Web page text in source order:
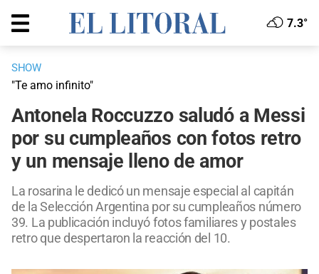
7.3°
SHOW
"Te amo infinito"
Antonela Roccuzzo saludó a Messi
por su cumpleaños con fotos retro
y un mensaje lleno de amor
La rosarina le dedicó un mensaje especial al capitán
de la Selección Argentina por su cumpleaños número
39. La publicación incluyó fotos familiares y postales
retro que despertaron la reacción del 10.